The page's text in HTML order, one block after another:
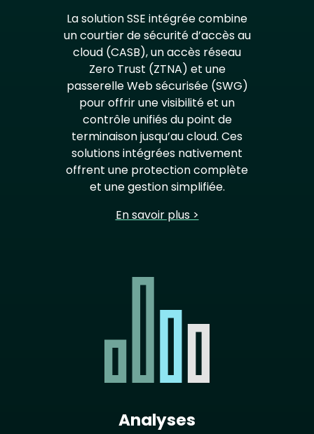
La solution SSE intégrée combine
un courtier de sécurité d’accès au
cloud (CASB), un accès réseau
Zero Trust (ZTNA) et une
passerelle Web sécurisée (SWG)
pour offrir une visibilité et un
contrôle unifiés du point de
terminaison jusqu’au cloud. Ces
solutions intégrées nativement
offrent une protection complète
et une gestion simplifiée.
En savoir plus >
Analyses